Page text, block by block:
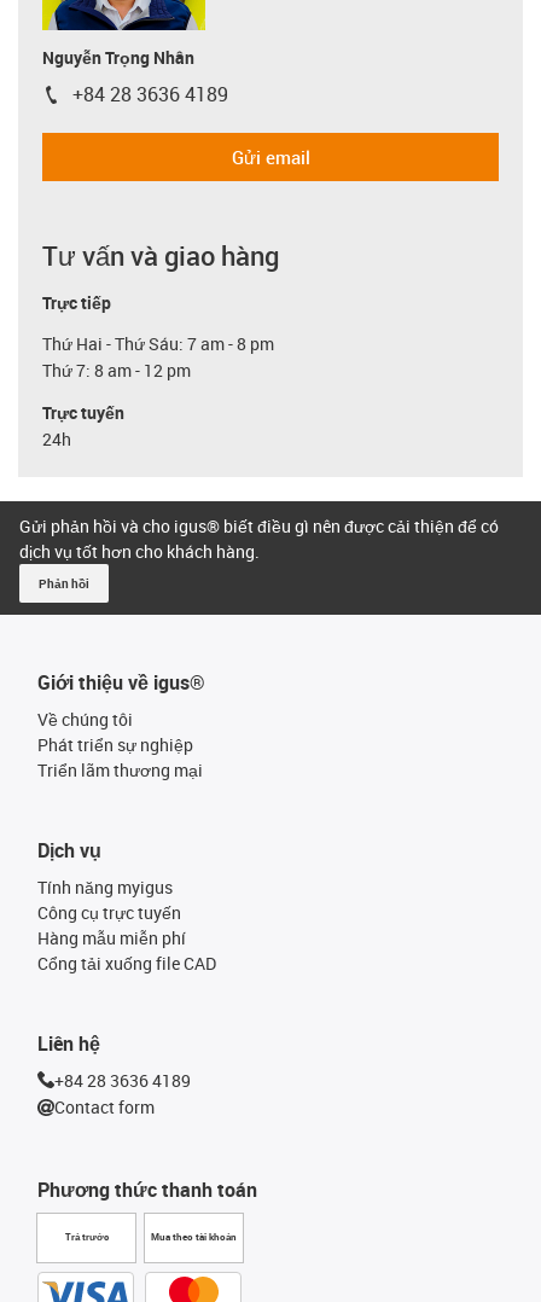
Nguyễn Trọng Nhân
igus-icon-phone
+84 28 3636 4189
Gửi email
Tư vấn và giao hàng
Trực tiếp
Thứ Hai - Thứ Sáu: 7 am - 8 pm
Thứ 7: 8 am - 12 pm
Trực tuyến
24h
Gửi phản hồi và cho igus® biết điều gì nên được cải thiện để có
dịch vụ tốt hơn cho khách hàng.
Phản hồi
Giới thiệu về igus®
Về chúng tôi
Phát triển sự nghiệp
Triển lãm thương mại
Phương thức thanh toán
Trả trước Mua theo tài khoản
Dịch vụ
Tính năng myigus
Công cụ trực tuyến
Hàng mẫu miễn phí
Cổng tải xuống file CAD
Liên hệ
+84 28 3636 4189
Contact form